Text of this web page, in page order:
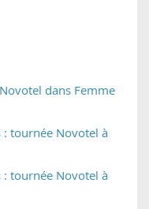
dans Femme
: tournée Novotel à
: tournée Novotel à